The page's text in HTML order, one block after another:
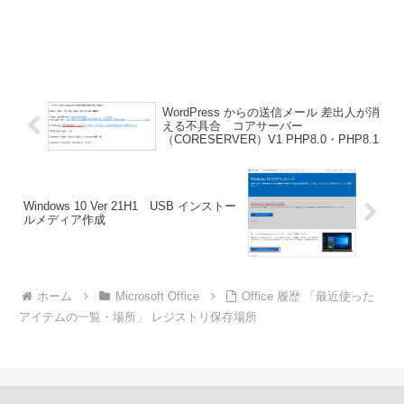
WordPress からの送信メール 差出人が消
える不具合 コアサーバー
（CORESERVER）V1 PHP8.0・PHP8.1
Windows 10 Ver 21H1 USB インストー
ルメディア作成
ホーム Microsoft Office
Office 履歴 「最近使った
アイテムの一覧・場所」 レジストリ保存場所